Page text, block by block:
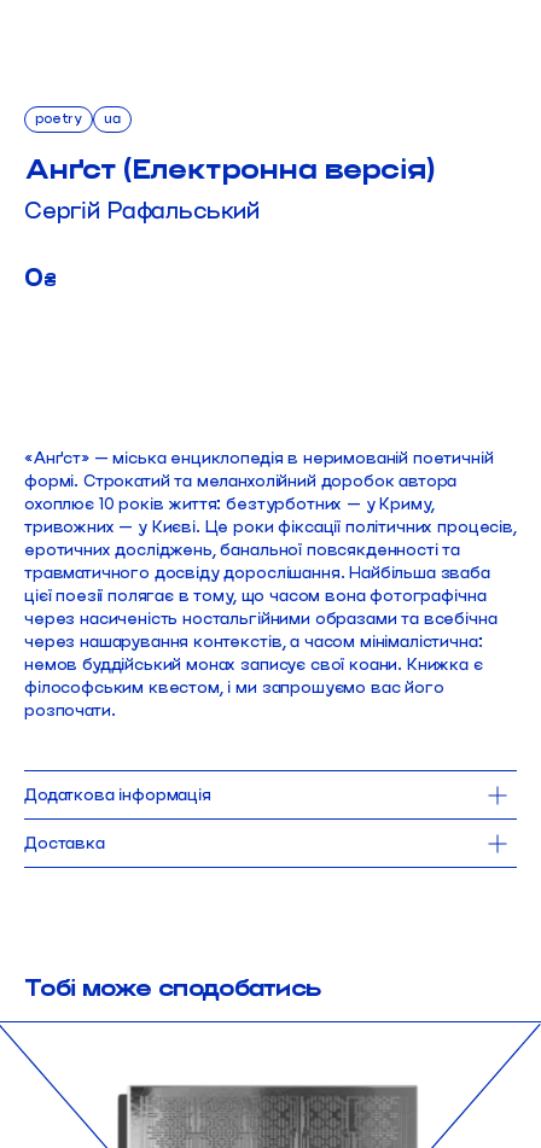
poetry ua
Анґст (Електронна версія)
Сергій Рафальський
0₴
«Анґст» — міська енциклопедія в неримованій поетичній
формі. Строкатий та меланхолійний доробок автора
охоплює 10 років життя: безтурботних — у Криму,
тривожних — у Києві. Це роки фіксації політичних процесів,
еротичних досліджень, банальної повсякденності та
травматичного досвіду дорослішання. Найбільша зваба
цієї поезії полягає в тому, що часом вона фотографічна
через насиченість ностальгійними образами та всебічна
через нашарування контекстів, а часом мінімалістична:
немов буддійський монах записує свої коани. Книжка є
філософським квестом, і ми запрошуємо вас його
розпочати.
Додаткова інформація
мова: українська
Доставка
Тобі може сподобатись